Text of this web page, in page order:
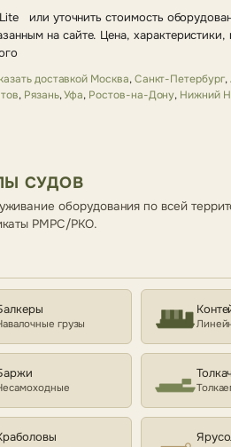
или уточнить стоимость
на сайте. Цена,
доставкой Москва,Санкт-Петербург,
, Рязань,Уфа, Ростов-на-Дону, Нижний
СУДОВ
оборудования по всей
РМРС/РКО.
грузы